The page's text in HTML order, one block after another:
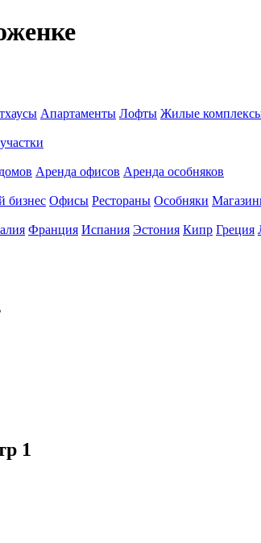
Апартаменты Лофты Жилые
Аренда офисов Аренда особняков
бизнес Офисы Рестораны Особняки
Франция Испания Эстония Кипр Греция
1